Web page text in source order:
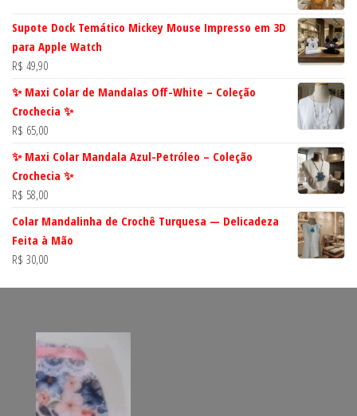
Supote Dock Temático Mickey Mouse Impresso em 3D
para Apple Watch
R$ 49,90
✨ Maxi Colar de Mandalas Off-White – Coleção
Crochecia ✨
R$ 65,00
✨ Maxi Colar Mandala Azul-Petróleo – Coleção
Crochecia ✨
R$ 58,00
Colar Mandalinha de Crochê Turquesa — Delicadeza
Feita à Mão
R$ 30,00